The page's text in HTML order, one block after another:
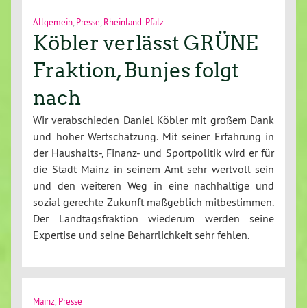
Allgemein Presse Rheinland-Pfalz
Köbler verlässt GRÜNE
Fraktion, Bunjes folgt
nach
Wir verabschieden Daniel Köbler mit großem Dank
und hoher Wertschätzung. Mit seiner Erfahrung in
der Haushalts-, Finanz- und Sportpolitik wird er für
die Stadt Mainz in seinem Amt sehr wertvoll sein
und den weiteren Weg in eine nachhaltige und
sozial gerechte Zukunft maßgeblich mitbestimmen.
Der Landtagsfraktion wiederum werden seine
Expertise und seine Beharrlichkeit sehr fehlen.
Mainz Presse